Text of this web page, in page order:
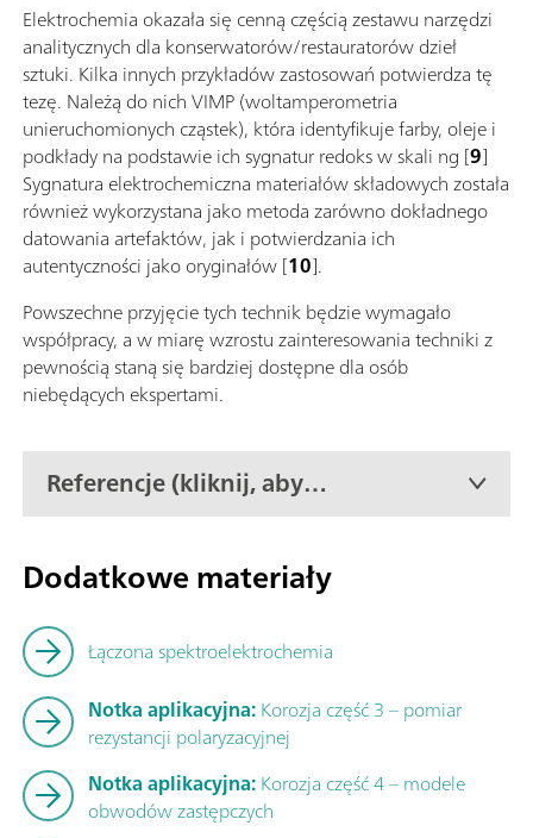
Elektrochemia okazała się cenną częścią zestawu narzędzi
analitycznych dla konserwatorów/restauratorów dzieł
sztuki. Kilka innych przykładów zastosowań potwierdza tę
tezę. Należą do nich VIMP (woltamperometria
unieruchomionych cząstek), która identyfikuje farby, oleje i
podkłady na podstawie ich sygnatur redoks w skali ng [9]
Sygnatura elektrochemiczna materiałów składowych została
również wykorzystana jako metoda zarówno dokładnego
datowania artefaktów, jak i potwierdzania ich
autentyczności jako oryginałów [10].
Powszechne przyjęcie tych technik będzie wymagało
współpracy, a w miarę wzrostu zainteresowania techniki z
pewnością staną się bardziej dostępne dla osób
niebędących ekspertami.
Referencje (kliknij, aby
wyświetlić pełną listę)
Dodatkowe materiały
Łączona spektroelektrochemia
Notka aplikacyjna:Korozja część 3 – pomiar
rezystancji polaryzacyjnej
Notka aplikacyjna:Korozja część 4 – modele
obwodów zastępczych